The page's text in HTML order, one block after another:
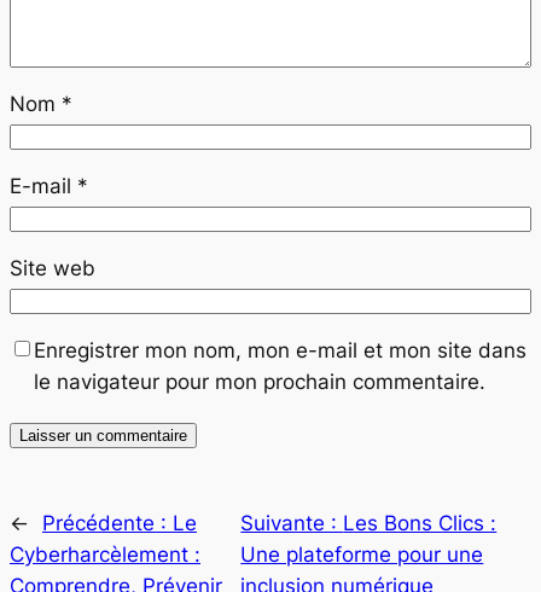
Nom *
E-mail *
Site web
Enregistrer mon nom, mon e-mail et mon site dans
le navigateur pour mon prochain commentaire.
← Précédente : Le
Cyberharcèlement :
Comprendre, Prévenir
Suivante : Les Bons Clics :
Une plateforme pour une
inclusion numérique